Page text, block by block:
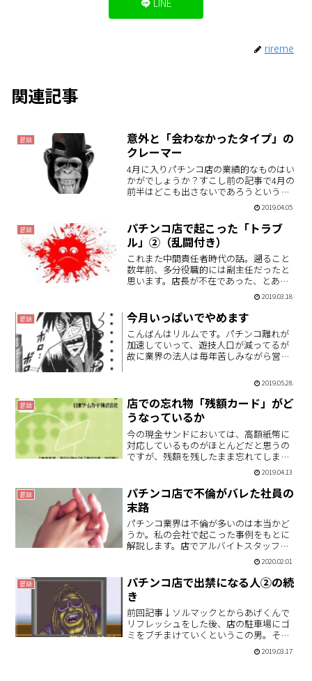
LINE
rireme
関連記事
昔話
意外と「会わなかったタイプ」の
クレーマー
4月に入りパチンコ店の業績的なものはい
かがでしょうか？すこし前の記事で4月の
前半はどこも出さないであろうという推
測をしたのですが、あながち間違ってな
さなそうな感じです。スタートから出玉
アピールしている店は近隣にはなさそう
なので、やはり中～下…
2019.04.05
昔話
パチンコ店で起こった「トラブ
ル」②（乱闘付き）
これまた中間責任者時代の話。遡ること
数年前、多分役職的には副主任だったと
思います。店長が不在であった、とある
日常で起こったトラブルについて書いて
いきます。パチンコ店は大体朝9時～10時
に開店というのが通常の営業です。今は
射幸心を煽る行為とし…
2019.03.18
昔話 今月いっぱいでやめます
こんばんはリルムです。パチンコ離れが
加速していって、遊技人口が減ってるが
故に業界の法人は毎年苦しみながら営業
れ」って、実は従業員側の加速も同時に
進行しているような気がします。単純な
話人手不足ってことになる…
2019.05.28
昔話
店での忘れ物「残額カード」がど
うなっているか
今の現金サンドにおいては、高額紙幣に
対応しているものがほとんどだと思うの
ですが、残額を残したまま忘れてしまっ
たことってあるんじゃないでしょうか。
この忘れ物の扱いについては、会社のル
ールがあると思いますが、ウチでの対応
についてはこのようにして…
2019.04.13
昔話
パチンコ店で不倫がバレた社員の
末路
パチンコ業界は不倫が多いのは本当かど
うか。私の会社で起こった事例をもとに
解説します。店でアルバイトスタッフと
不倫をしている主任の話です。うまくや
ってたつもりが、他のスタッフにバレて
しまい、最終的に鬼嫁にバレてしまった
理由とは・・・？
2020.02.01
昔話
パチンコ店で出禁になる人②の続
き
前回記事↓ソルマックとからあげくんで
リフレッシュをした後、店の駐車場にゴ
ミをブチまけていくというこの男。その
ゴミの量と内容があまりにもひどいの
で、次の段階で出入り禁止にしてやろう
2019.03.17